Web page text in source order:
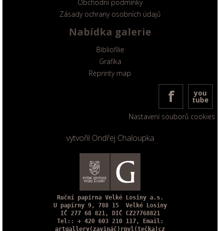
Obchodní podmínky
Zásady ochrany osobních údajů
Nabídka galerie
Bibliofilie
Grafika
Reprinty map
f you
tube
Nastavení souborů cookies
vytvořil Ondřej Chaloupka
Ruční papírna Velké Losiny a.s.
U papírny 9, 788 15 Velké Losiny
IČ 277 68 821, DIČ CZ27768821
Tel:: + 420 603 210 117, Email:
artgallery(zavináč)rpvl(tečka)cz